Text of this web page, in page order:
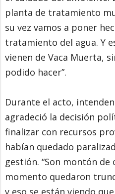
planta de tratamiento
su vez vamos a poner
tratamiento del agua. Y
vienen de Vaca Muerta,
podido hacer”.
Durante el acto,
agradeció la decisión
finalizar con recursos
habían quedado
gestión. “Son montón de
momento quedaron
y eso se están viendo